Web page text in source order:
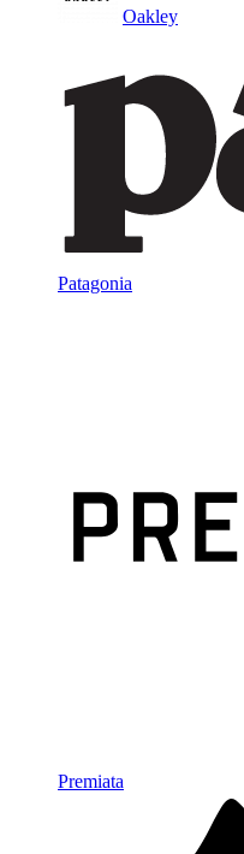
Oakley
Patagonia
Premiata